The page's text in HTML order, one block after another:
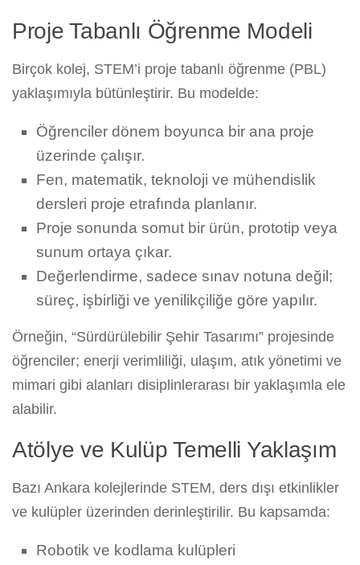
Proje Tabanlı Öğrenme Modeli
Birçok kolej, STEM’i proje tabanlı öğrenme (PBL)
yaklaşımıyla bütünleştirir. Bu modelde:
Öğrenciler dönem boyunca bir ana proje
üzerinde çalışır.
Fen, matematik, teknoloji ve mühendislik
dersleri proje etrafında planlanır.
Proje sonunda somut bir ürün, prototip veya
sunum ortaya çıkar.
Değerlendirme, sadece sınav notuna değil;
süreç, işbirliği ve yenilikçiliğe göre yapılır.
Örneğin, “Sürdürülebilir Şehir Tasarımı” projesinde
öğrenciler; enerji verimliliği, ulaşım, atık yönetimi ve
mimari gibi alanları disiplinlerarası bir yaklaşımla ele
alabilir.
Atölye ve Kulüp Temelli Yaklaşım
Bazı Ankara kolejlerinde STEM, ders dışı etkinlikler
ve kulüpler üzerinden derinleştirilir. Bu kapsamda:
Robotik ve kodlama kulüpleri